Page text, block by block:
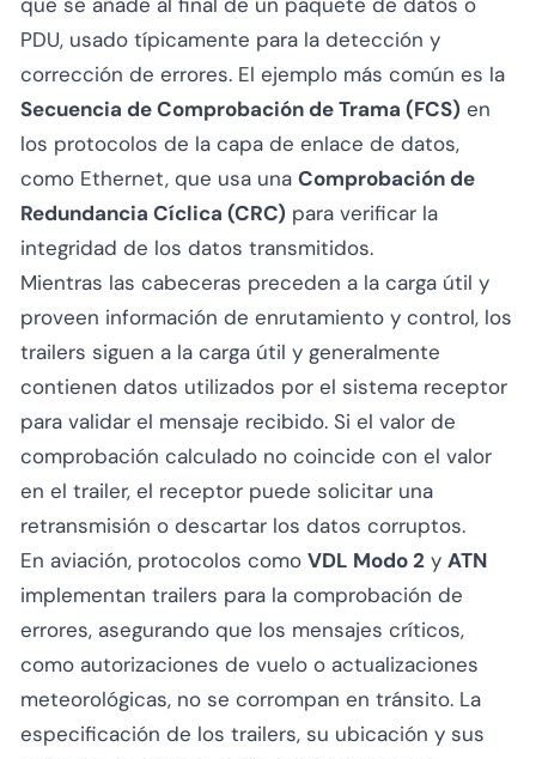
PDU, usado típicamente para la detección y
corrección de errores. El ejemplo más común es la
Secuencia de Comprobación de Trama (FCS) en
los protocolos de la capa de enlace de datos,
como Ethernet, que usa una Comprobación de
Redundancia Cíclica (CRC) para verificar la
integridad de los datos transmitidos.
Mientras las cabeceras preceden a la carga útil y
proveen información de enrutamiento y control, los
trailers siguen a la carga útil y generalmente
contienen datos utilizados por el sistema receptor
para validar el mensaje recibido. Si el valor de
comprobación calculado no coincide con el valor
en el trailer, el receptor puede solicitar una
retransmisión o descartar los datos corruptos.
En aviación, protocolos como VDL Modo 2 y ATN
implementan trailers para la comprobación de
errores, asegurando que los mensajes críticos,
como autorizaciones de vuelo o actualizaciones
meteorológicas, no se corrompan en tránsito. La
especificación de los trailers, su ubicación y sus